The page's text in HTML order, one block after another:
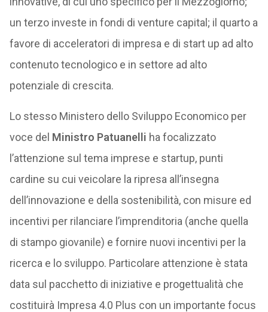
un terzo investe in fondi di venture capital; il quarto a
favore di acceleratori di impresa e di start up ad alto
contenuto tecnologico e in settore ad alto
potenziale di crescita.
Lo stesso Ministero dello Sviluppo Economico per
voce del Ministro Patuanelli ha focalizzato
l’attenzione sul tema imprese e startup, punti
cardine su cui veicolare la ripresa all’insegna
dell’innovazione e della sostenibilità, con misure ed
incentivi per rilanciare l’imprenditoria (anche quella
di stampo giovanile) e fornire nuovi incentivi per la
ricerca e lo sviluppo. Particolare attenzione è stata
data sul pacchetto di iniziative e progettualità che
costituirà Impresa 4.0 Plus con un importante focus